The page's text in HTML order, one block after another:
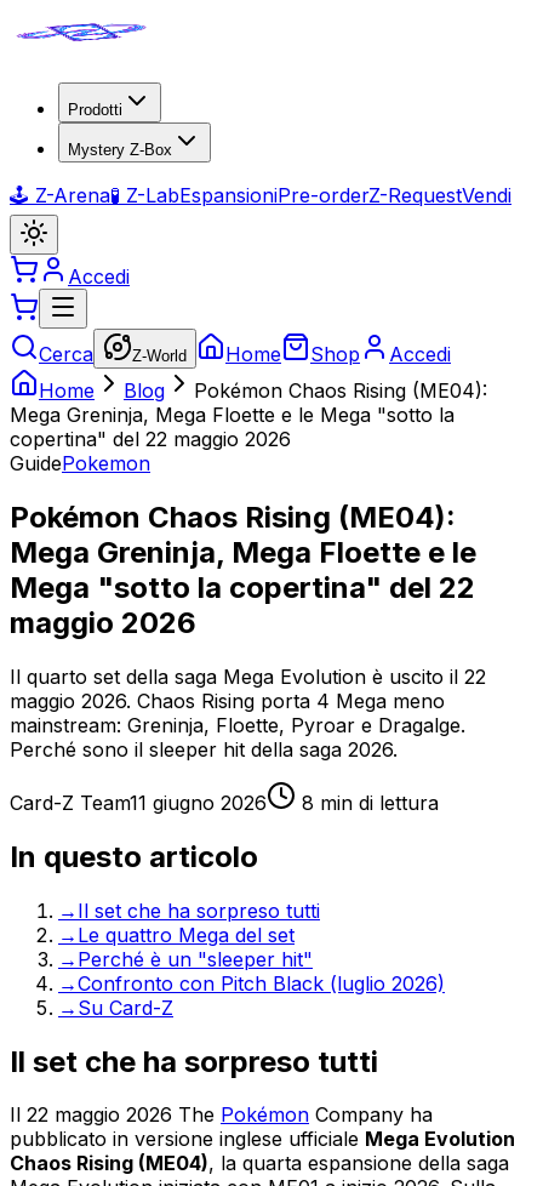
Prodotti
Mystery Z-Box
🕹️ Z-Arena🧪 Z-LabEspansioniPre-orderZ-RequestVendi
Accedi
Cerca Z-World Home Shop
Accedi
Home
Blog
Pokémon Chaos Rising (ME04):
Mega Greninja, Mega Floette e le Mega "sotto la
copertina" del 22 maggio 2026
GuidePokemon
Pokémon Chaos Rising (ME04):
Mega Greninja, Mega Floette e le
Mega "sotto la copertina" del 22
maggio 2026
Il quarto set della saga Mega Evolution è uscito il 22
maggio 2026. Chaos Rising porta 4 Mega meno
mainstream: Greninja, Floette, Pyroar e Dragalge.
Perché sono il sleeper hit della saga 2026.
Card-Z Team11 giugno 2026 8 min di lettura
In questo articolo
→ Il set che ha sorpreso tutti
→ Le quattro Mega del set
→ Perché è un "sleeper hit"
→Confronto con Pitch Black (luglio 2026)
→ Su Card-Z
Il set che ha sorpreso tutti
Il 22 maggio 2026 The Pokémon Company ha
pubblicato in versione inglese ufficiale Mega Evolution
Chaos Rising (ME04), la quarta espansione della saga